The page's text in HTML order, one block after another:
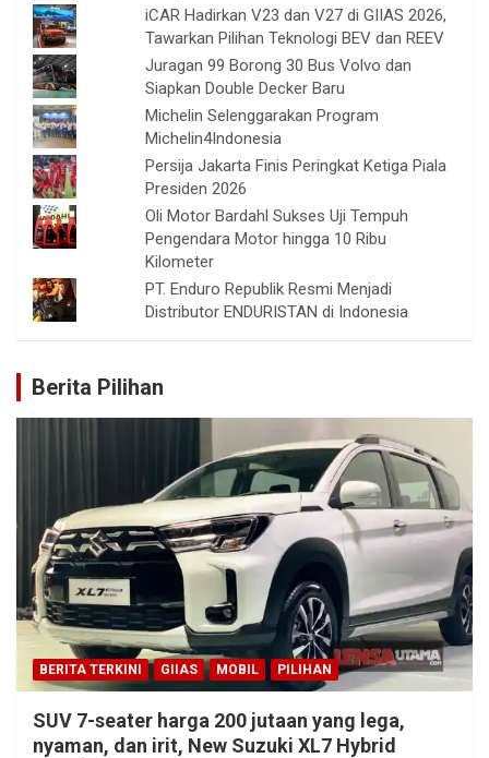
iCAR Hadirkan V23 dan V27 di GIIAS 2026,
Tawarkan Pilihan Teknologi BEV dan REEV
Juragan 99 Borong 30 Bus Volvo dan
Siapkan Double Decker Baru
Michelin Selenggarakan Program
Michelin4Indonesia
Persija Jakarta Finis Peringkat Ketiga Piala
Presiden 2026
Oli Motor Bardahl Sukses Uji Tempuh
Pengendara Motor hingga 10 Ribu
Kilometer
PT. Enduro Republik Resmi Menjadi
Distributor ENDURISTAN di Indonesia
Berita Pilihan
BERITA TERKINI GIIAS MOBIL PILIHAN
SUV 7-seater harga 200 jutaan yang lega,
nyaman, dan irit, New Suzuki XL7 Hybrid